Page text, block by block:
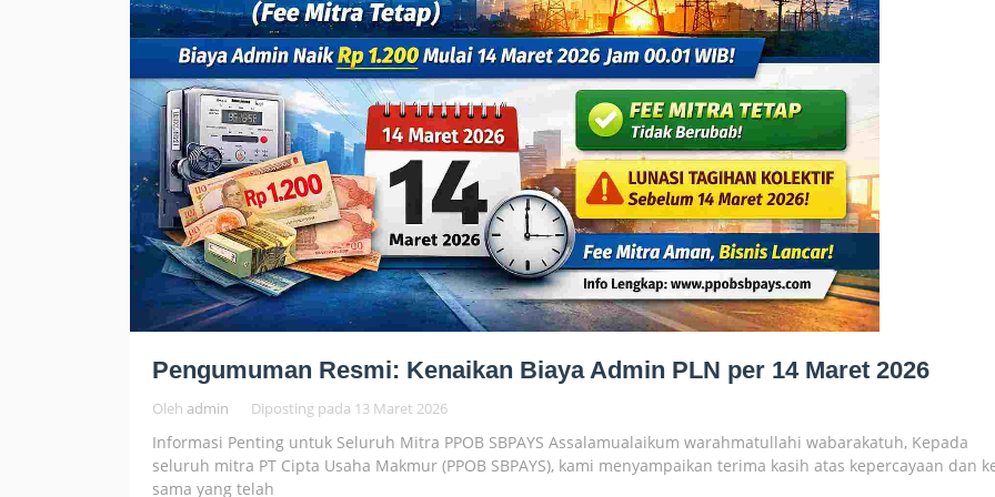
Pengumuman Resmi: Kenaikan Biaya Admin PLN per 14 Maret 2026
Oleh admin Diposting pada 13 Maret 2026
Informasi Penting untuk Seluruh Mitra PPOB SBPAYS Assalamualaikum warahmatullahi wabarakatuh, Kepada
seluruh mitra PT Cipta Usaha Makmur (PPOB SBPAYS), kami menyampaikan terima kasih atas kepercayaan dan
sama yang telah